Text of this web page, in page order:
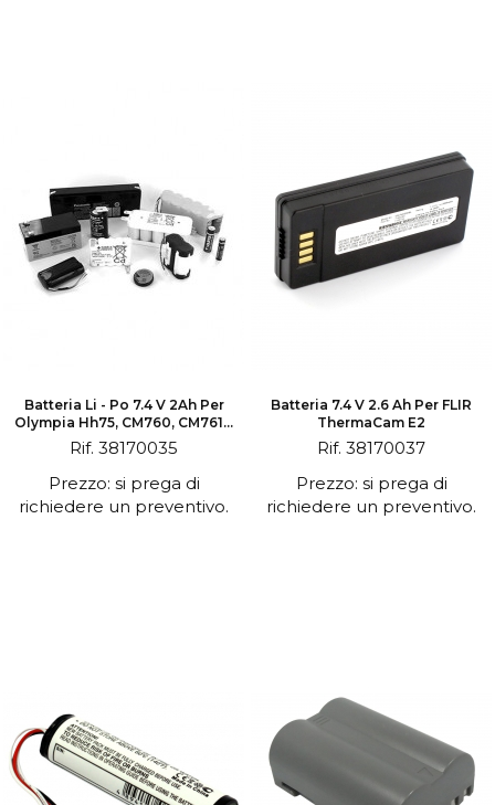
Batteria Li - Po 7.4 V 2Ah Per
Olympia Hh75, CM760, CM761...
Rif. 38170035
Prezzo: si prega di
richiedere un preventivo.
Batteria 7.4 V 2.6 Ah Per FLIR
ThermaCam E2
Rif. 38170037
Prezzo: si prega di
richiedere un preventivo.